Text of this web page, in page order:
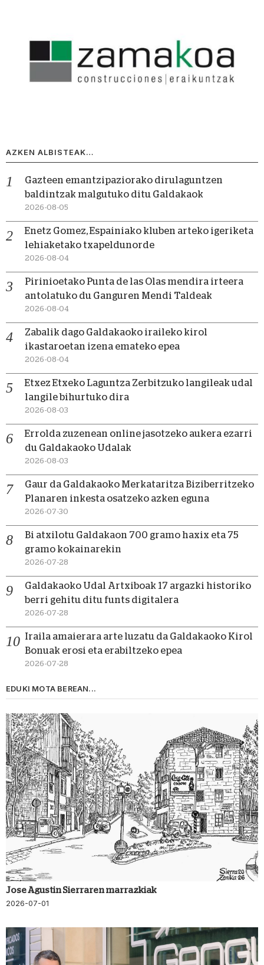
AZKEN ALBISTEAK…
Gazteen emantzipaziorako dirulaguntzen
baldintzak malgutuko ditu Galdakaok
2026-08-05
Enetz Gomez, Espainiako kluben arteko igeriketa
lehiaketako txapeldunorde
2026-08-04
Pirinioetako Punta de las Olas mendira irteera
antolatuko du Ganguren Mendi Taldeak
2026-08-04
Zabalik dago Galdakaoko iraileko kirol
ikastaroetan izena emateko epea
2026-08-04
Etxez Etxeko Laguntza Zerbitzuko langileak udal
langile bihurtuko dira
2026-08-03
Errolda zuzenean online jasotzeko aukera ezarri
du Galdakaoko Udalak
2026-08-03
Gaur da Galdakaoko Merkataritza Biziberritzeko
Planaren inkesta osatzeko azken eguna
2026-07-30
Bi atxilotu Galdakaon 700 gramo haxix eta 75
gramo kokainarekin
2026-07-28
Galdakaoko Udal Artxiboak 17 argazki historiko
berri gehitu ditu funts digitalera
2026-07-28
Iraila amaierara arte luzatu da Galdakaoko Kirol
Bonuak erosi eta erabiltzeko epea
2026-07-28
EDUKI MOTA BEREAN...
Jose Agustin Sierraren marrazkiak
2026-07-01